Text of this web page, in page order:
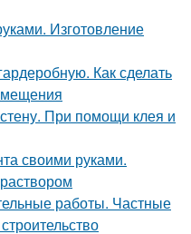
Изготовление
Как сделать
При помощи клея и
своими руками.
работы. Частные